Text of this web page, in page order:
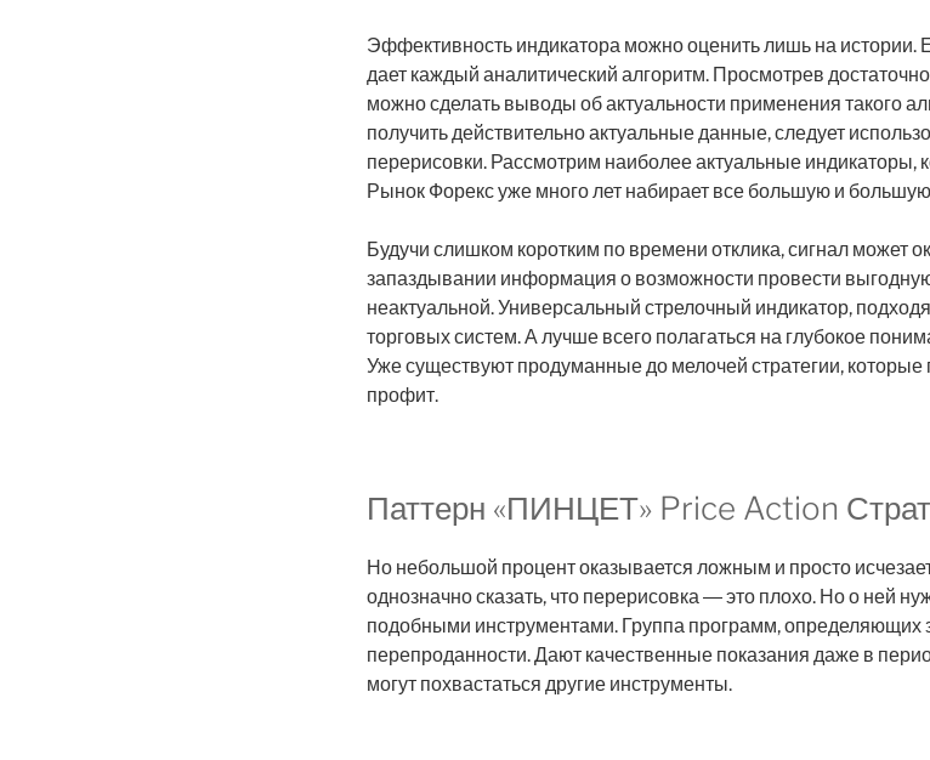
Эффективность индикатора можно оценить лишь на истории.
дает каждый аналитический алгоритм. Просмотрев
можно сделать выводы об актуальности применения такого
получить действительно актуальные данные, следует
перерисовки. Рассмотрим наиболее актуальные индикаторы,
Рынок Форекс уже много лет набирает все большую и
Будучи слишком коротким по времени отклика, сигнал может
запаздывании информация о возможности провести выгодную
неактуальной. Универсальный стрелочный индикатор,
торговых систем. А лучше всего полагаться на глубокое
Уже существуют продуманные до мелочей стратегии, которые
профит.
Паттерн «ПИНЦЕТ» Price Action
Но небольшой процент оказывается ложным и просто
однозначно сказать, что перерисовка ― это плохо. Но о ней
подобными инструментами. Группа программ, определяющих
перепроданности. Дают качественные показания даже в
могут похвастаться другие инструменты.